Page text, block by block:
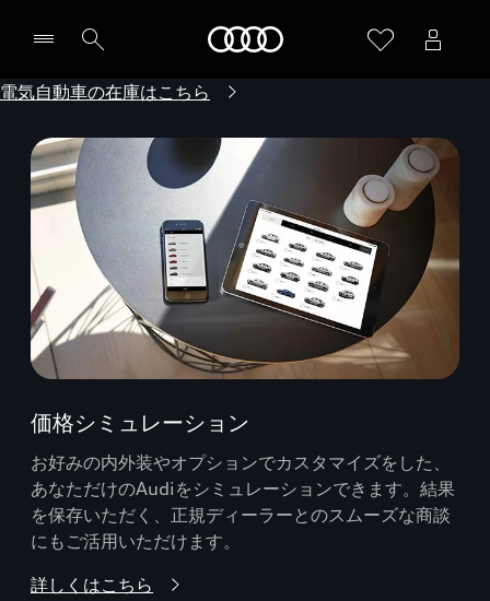
電気自動車の在庫はこちら
価格シミュレーション
お好みの内外装やオプションでカスタマイズをした、
あなただけのAudiをシミュレーションできます。結果
を保存いただく、正規ディーラーとのスムーズな商談
にもご活用いただけます。
詳しくはこちら